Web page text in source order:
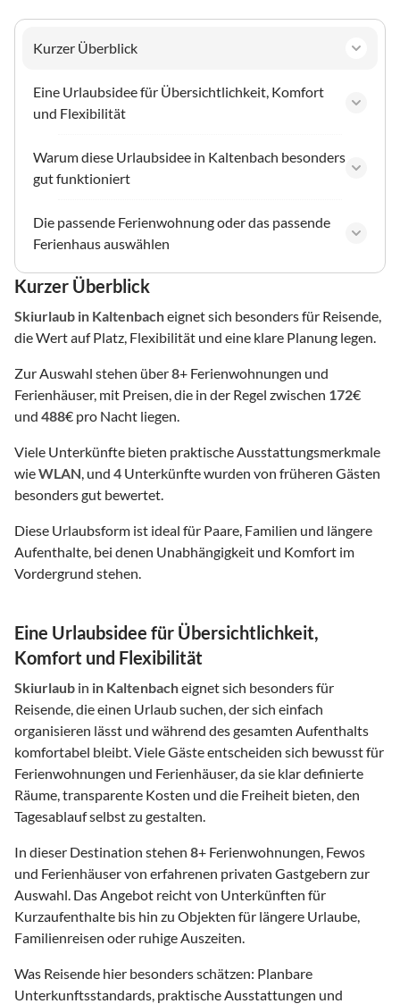
Kurzer Überblick
Eine Urlaubsidee für Übersichtlichkeit, Komfort
und Flexibilität
Warum diese Urlaubsidee in Kaltenbach besonders
gut funktioniert
Die passende Ferienwohnung oder das passende
Ferienhaus auswählen
Kurzer Überblick
Skiurlaub in Kaltenbacheignet sich besonders für Reisende,
die Wert auf Platz, Flexibilität und eine klare Planung legen.
Zur Auswahl stehen über8+ Ferienwohnungen und
Ferienhäuser, mit Preisen, die in der Regel zwischen 172€
und 488€ pro Nacht liegen.
Viele Unterkünfte bieten praktische Ausstattungsmerkmale
wieWLAN , und 4 Unterkünfte wurden von früheren Gästen
besonders gut bewertet.
Diese Urlaubsform ist ideal für Paare, Familien und längere
Aufenthalte, bei denen Unabhängigkeit und Komfort im
Vordergrund stehen.
Eine Urlaubsidee für Übersichtlichkeit,
Komfort und Flexibilität
Skiurlaub in in Kaltenbacheignet sich besonders für
Reisende, die einen Urlaub suchen, der sich einfach
organisieren lässt und während des gesamten Aufenthalts
komfortabel bleibt. Viele Gäste entscheiden sich bewusst für
Ferienwohnungen und Ferienhäuser, da sie klar definierte
Räume, transparente Kosten und die Freiheit bieten, den
Tagesablauf selbst zu gestalten.
In dieser Destination stehen 8+ Ferienwohnungen, Fewos
und Ferienhäuser von erfahrenen privaten Gastgebern zur
Auswahl. Das Angebot reicht von Unterkünften für
Kurzaufenthalte bis hin zu Objekten für längere Urlaube,
Familienreisen oder ruhige Auszeiten.
Was Reisende hier besonders schätzen: Planbare
Unterkunftsstandards, praktische Ausstattungen und